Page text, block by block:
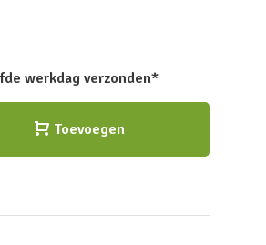
werkdag verzonden*
Toevoegen